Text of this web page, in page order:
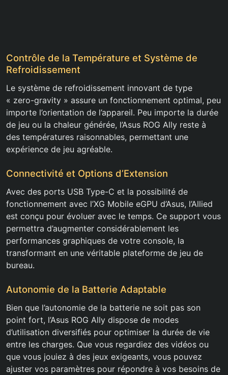
Contrôle de la Température et Système de
Refroidissement
Le système de refroidissement innovant de type
« zero-gravity » assure un fonctionnement optimal, peu
importe l’orientation de l’appareil. Peu importe la durée
de jeu ou la chaleur générée, l’Asus ROG Ally reste à
des températures raisonnables, permettant une
expérience de jeu agréable.
Connectivité et Options d’Extension
Avec des ports USB Type-C et la possibilité de
fonctionnement avec l’XG Mobile eGPU d’Asus, l’Allied
est conçu pour évoluer avec le temps. Ce support vous
permettra d’augmenter considérablement les
performances graphiques de votre console, la
transformant en une véritable plateforme de jeu de
bureau.
Autonomie de la Batterie Adaptable
Bien que l’autonomie de la batterie ne soit pas son
point fort, l’Asus ROG Ally dispose de modes
d’utilisation diversifiés pour optimiser la durée de vie
entre les charges. Que vous regardiez des vidéos ou
que vous jouiez à des jeux exigeants, vous pouvez
ajuster vos paramètres pour répondre à vos besoins de